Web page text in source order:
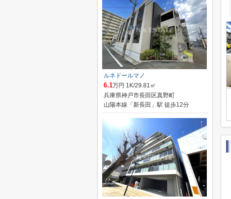
ルネドールマノ
6.1万円 1K/29.81㎡
兵庫県神戸市長田区真野町
山陽本線「新長田」駅 徒歩12分